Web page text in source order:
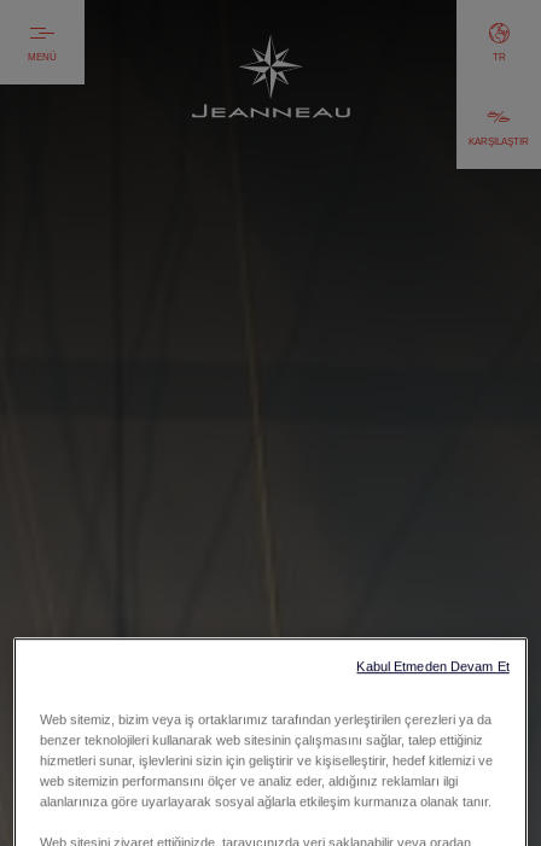
MENÜ
KARŞILAŞTIR
TR
Web sitemiz, bizim veya iş ortaklarımız tarafından yerleştirilen çerezleri ya da
benzer teknolojileri kullanarak web sitesinin çalışmasını sağlar, talep ettiğiniz
hizmetleri sunar, işlevlerini sizin için geliştirir ve kişiselleştirir, hedef kitlemizi ve
web sitemizin performansını ölçer ve analiz eder, aldığınız reklamları ilgi
alanlarınıza göre uyarlayarak sosyal ağlarla etkileşim kurmanıza olanak tanır.
Web sitesini ziyaret ettiğinizde, tarayıcınızda veri saklanabilir veya oradan
Kabul Etmeden Devam Et